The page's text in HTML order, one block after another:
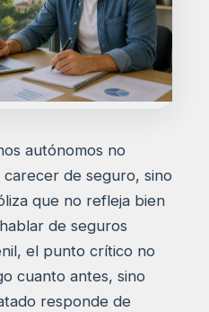
autónomos no
de seguro, sino
que no refleja bien
de seguros
el punto crítico no
cuanto antes, sino
responde de